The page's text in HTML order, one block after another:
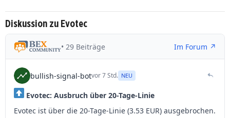
Diskussion zu Evotec